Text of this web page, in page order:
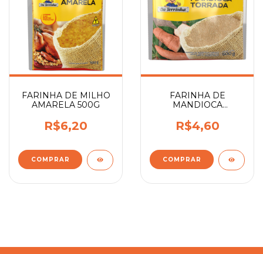
FARINHA DE MILHO
AMARELA 500G
R$6,20
FARINHA DE
MANDIOCA
R$4,60